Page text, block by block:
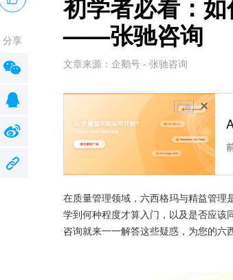
初学者必看：
——张驰咨询
文章来源： 企鹅号 - 张驰咨询
广告
在质量管理领域，六西格玛与精益管理
学到何种程度才算入门，以及是否应该
咨询就来一一解答这些疑惑，为您的六
分享